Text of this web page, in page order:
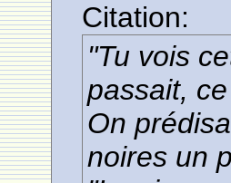
Citation:
"Tu vois
passait,
On
noires un